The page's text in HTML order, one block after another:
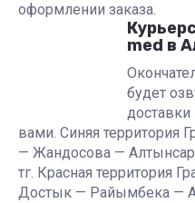
оформлении заказа.
med в
будет
доставки
вами. Синяя территория
— Жандосова —
тг. Красная территория
Достык — Райымбека —